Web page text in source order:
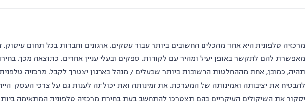
מרכזיה טלפונית היא אחד מהכלים החשובים ביותר עבור עסקים, ארגונים וחברות בכל תחום עיסוק.
מאפשרת להם לתקשר באופן יעיל ומהיר עם לקוחות, ספקים ובעלי עניין אחרים. כתוצאה מכך,
תהיה, כמובן, אחת מההחלטות החשובות ביותר שבעלים / מנהל בארגון יצטרך לקבל. מרכזיה
להבטיח את יציבותה ואמינותה של המערכת, את זמינותה ואת יכולתה לענות גם על צרכי העסק
יסקור את השיקולים העיקריים בהם תצטרכו להתחשב בעת בחירת מרכזיה טלפונית המתאימה